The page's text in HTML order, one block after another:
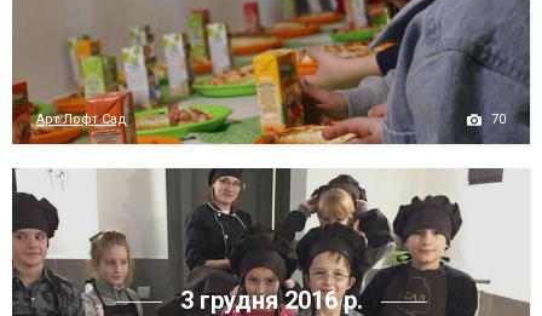
Арт Лофт Сад 70
3 грудня 2016 р.